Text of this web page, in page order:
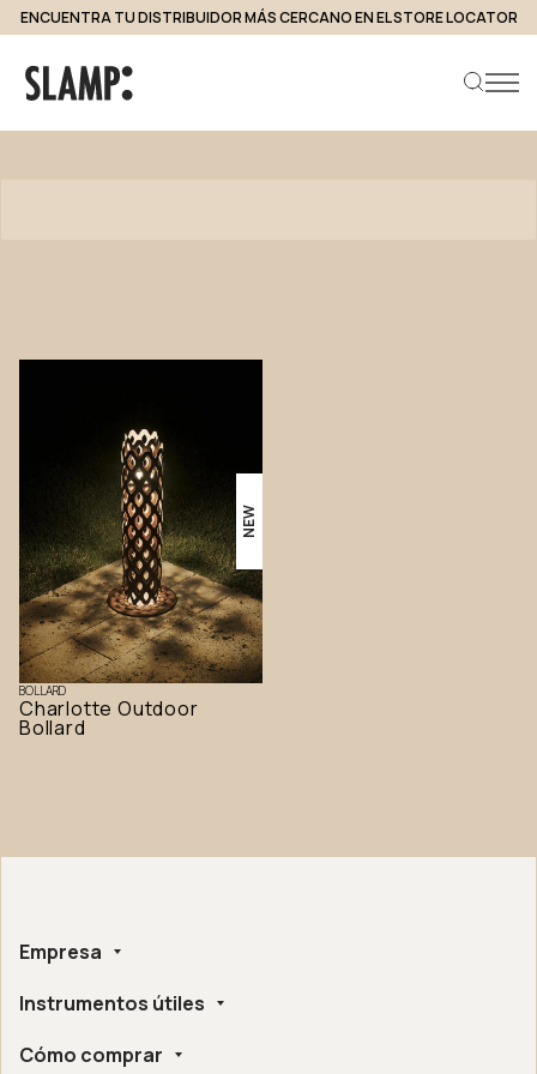
ENCUENTRA TU DISTRIBUIDOR MÁS CERCANO EN EL STORE LOCATOR
Productos
NEW
BOLLARD
Charlotte Outdoor
Bollard
Empresa
Sobre nosotros
Instrumentos útiles
Whistleblowing
Cómo comprar